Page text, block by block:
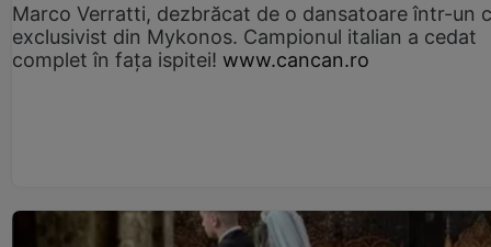
Marco Verratti, dezbrăcat de o dansatoare într-un
exclusivist din Mykonos. Campionul italian a cedat
complet în fața ispitei! www.cancan.ro